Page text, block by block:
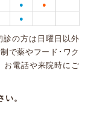
● ●
●
の方は日曜日以外
で薬やフード･ワク
お電話や来院時にご
。